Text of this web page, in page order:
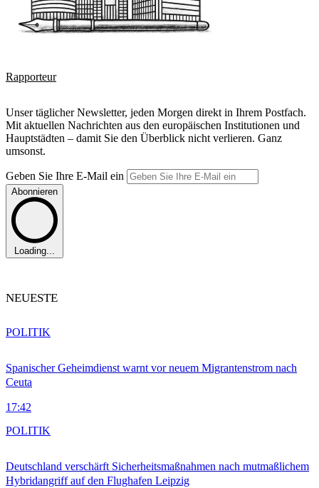
Rapporteur
Unser täglicher Newsletter, jeden Morgen direkt in Ihrem Postfach.
Mit aktuellen Nachrichten aus den europäischen Institutionen und
Hauptstädten – damit Sie den Überblick nicht verlieren. Ganz
umsonst.
Geben Sie Ihre E-Mail ein
Abonnieren
Loading...
NEUESTE
Spanischer Geheimdienst warnt vor neuem Migrantenstrom nach
Ceuta
17:42
POLITIK
Deutschland verschärft Sicherheitsmaßnahmen nach mutmaßlichem
Hybridangriff auf den Flughafen Leipzig
POLITIK